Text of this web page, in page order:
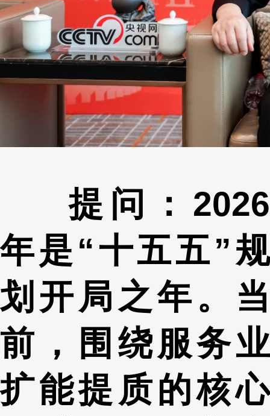
提问：2026
年是“十五五”规
划开局之年。当
前，围绕服务业
扩能提质的核心